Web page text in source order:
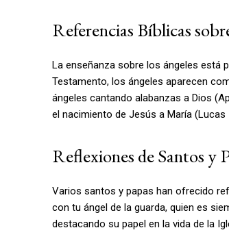
Referencias Bíblicas
La enseñanza sobre los ángeles está
Testamento, los ángeles aparecen
ángeles cantando alabanzas a Dios
el nacimiento de Jesús a María (Lucas
Reflexiones de Santos y
Varios santos y papas han ofrecido
con tu ángel de la guarda, quien es
destacando su papel en la vida de la